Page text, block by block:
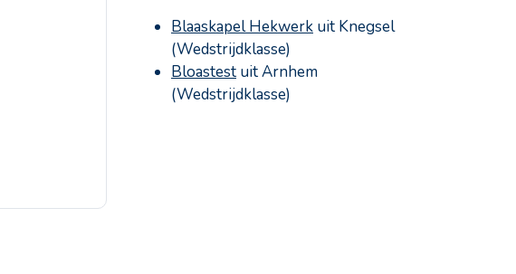
Blaaskapel Hekwerk uit Knegsel
(Wedstrijdklasse)
Bloastest uit Arnhem
(Wedstrijdklasse)